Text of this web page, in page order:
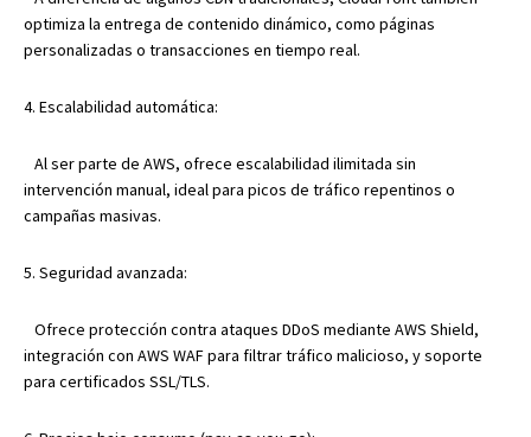
optimiza la entrega de contenido dinámico, como páginas
personalizadas o transacciones en tiempo real.
4. Escalabilidad automática:
Al ser parte de AWS, ofrece escalabilidad ilimitada sin
intervención manual, ideal para picos de tráfico repentinos o
campañas masivas.
5. Seguridad avanzada:
Ofrece protección contra ataques DDoS mediante AWS Shield,
integración con AWS WAF para filtrar tráfico malicioso, y soporte
para certificados SSL/TLS.